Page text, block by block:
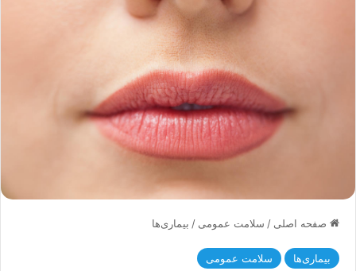
صفحه اصلی / سلامت عمومی / بیماری‌ها
بیماری‌ها سلامت عمومی